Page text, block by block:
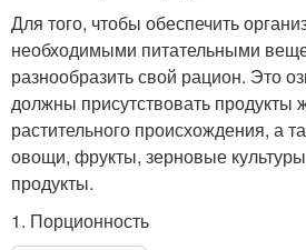
Для того, чтобы обеспечить
необходимыми питательными
разнообразить свой рацион. Это
должны присутствовать продукты
растительного происхождения, а
овощи, фрукты, зерновые
продукты.
1. Порционность